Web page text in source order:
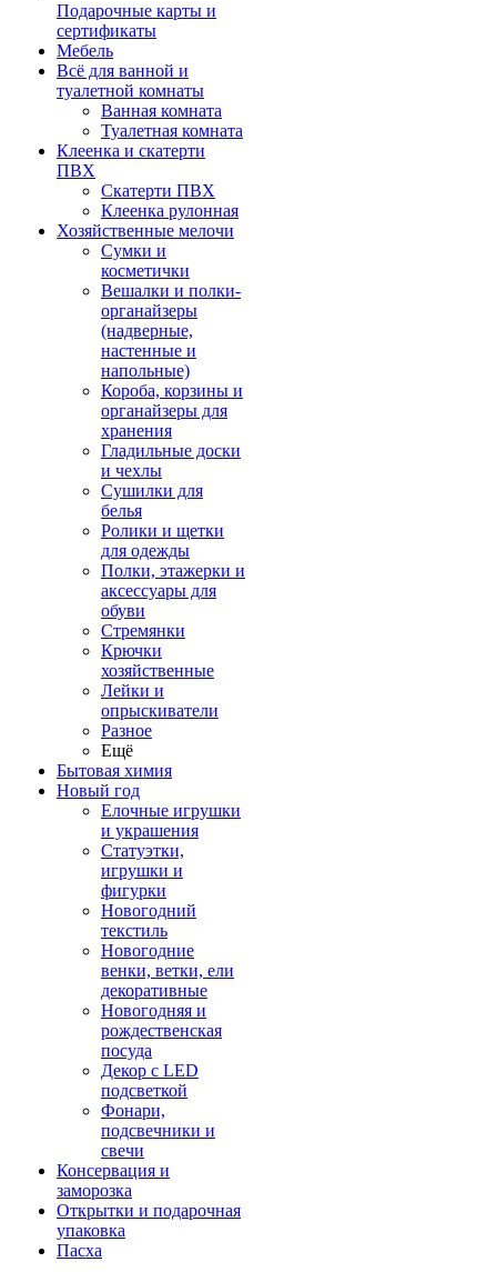
Подарочные карты и
сертификаты
Мебель
Всё для ванной и
туалетной комнаты
Ванная комната
Туалетная комната
Клеенка и скатерти
ПВХ
Скатерти ПВХ
Клеенка рулонная
Хозяйственные мелочи
Сумки и
косметички
Вешалки и полки-
органайзеры
(надверные,
настенные и
напольные)
Короба, корзины и
органайзеры для
хранения
Гладильные доски
и чехлы
Сушилки для
белья
Ролики и щетки
для одежды
Полки, этажерки и
аксессуары для
обуви
Стремянки
Крючки
хозяйственные
Лейки и
опрыскиватели
Разное
Ещё
Бытовая химия
Новый год
Елочные игрушки
и украшения
Статуэтки,
игрушки и
фигурки
Новогодний
текстиль
Новогодние
венки, ветки, ели
декоративные
Новогодняя и
рождественская
посуда
Декор с LED
подсветкой
Фонари,
подсвечники и
свечи
Консервация и
заморозка
Открытки и подарочная
упаковка
Пасха